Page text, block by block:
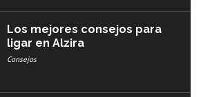
Los mejores consejos para
ligar en Alzira
Consejos